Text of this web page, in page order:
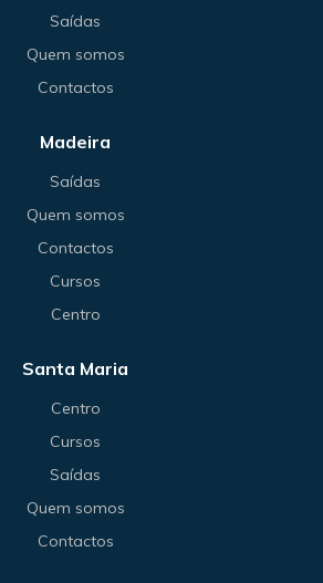
Saídas
Quem somos
Contactos
Madeira
Saídas
Quem somos
Contactos
Cursos
Centro
Santa Maria
Centro
Cursos
Saídas
Quem somos
Contactos